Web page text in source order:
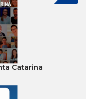
Catarina